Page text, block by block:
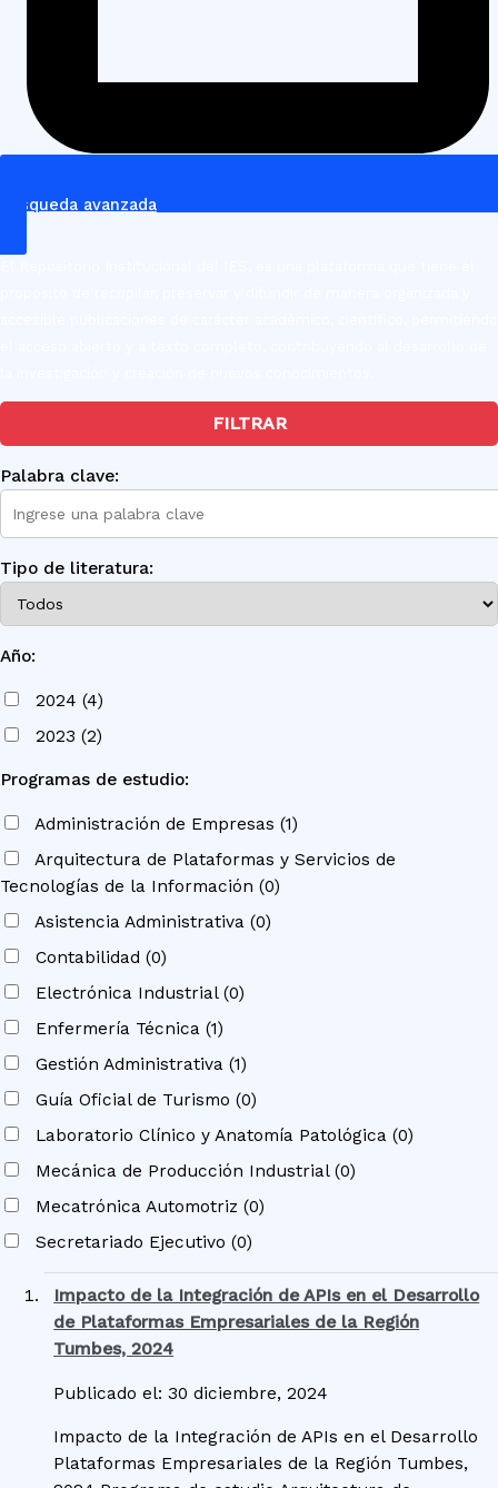
Búsqueda avanzada
FILTRAR
Palabra clave:
Tipo de literatura:
Año:
2024 (4)
2023 (2)
Programas de estudio:
Administración de Empresas (1)
Arquitectura de Plataformas y Servicios de
Tecnologías de la Información (0)
Asistencia Administrativa (0)
Contabilidad (0)
Electrónica Industrial (0)
Enfermería Técnica (1)
Gestión Administrativa (1)
Guía Oficial de Turismo (0)
Laboratorio Clínico y Anatomía Patológica (0)
Mecánica de Producción Industrial (0)
Mecatrónica Automotriz (0)
Secretariado Ejecutivo (0)
Impacto de la Integración de APIs en el Desarrollo
de Plataformas Empresariales de la Región
Tumbes, 2024
Publicado el: 30 diciembre, 2024
Impacto de la Integración de APIs en el Desarrollo
Plataformas Empresariales de la Región Tumbes,